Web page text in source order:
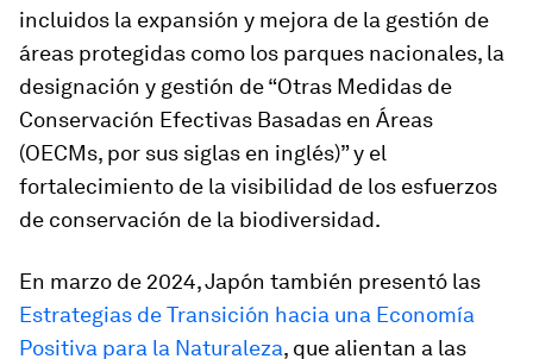
incluidos la expansión y mejora de la gestión de
áreas protegidas como los parques nacionales, la
designación y gestión de “Otras Medidas de
Conservación Efectivas Basadas en Áreas
(OECMs, por sus siglas en inglés)” y el
fortalecimiento de la visibilidad de los esfuerzos
de conservación de la biodiversidad.
En marzo de 2024, Japón también presentó las
Estrategias de Transición hacia una Economía
Positiva para la Naturaleza, que alientan a las